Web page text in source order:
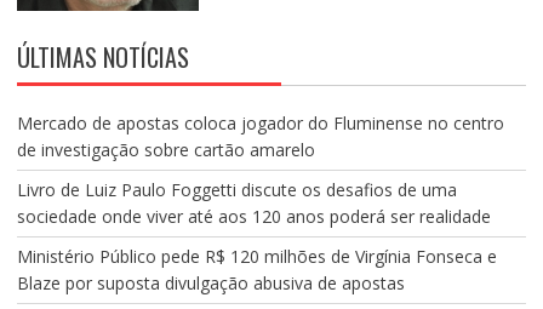
ÚLTIMAS NOTÍCIAS
Mercado de apostas coloca jogador do Fluminense no centro
de investigação sobre cartão amarelo
Livro de Luiz Paulo Foggetti discute os desafios de uma
sociedade onde viver até aos 120 anos poderá ser realidade
Ministério Público pede R$ 120 milhões de Virgínia Fonseca e
Blaze por suposta divulgação abusiva de apostas